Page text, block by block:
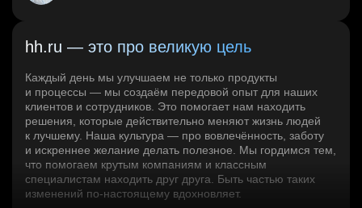
hh.ru — это про великую цель
Каждый день мы улучшаем не только продукты
и процессы — мы создаём передовой опыт для наших
клиентов и сотрудников. Это помогает нам находить
решения, которые действительно меняют жизнь людей
к лучшему. Наша культура — про вовлечённость, заботу
и искреннее желание делать полезное. Мы гордимся тем,
что помогаем крутым компаниям и классным
специалистам находить друг друга. Быть частью таких
изменений по‑настоящему вдохновляет.